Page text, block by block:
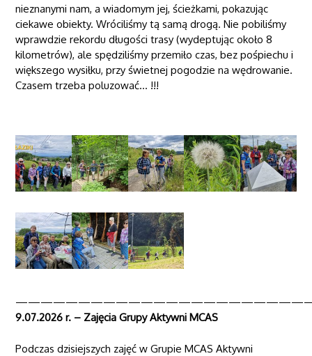
nieznanymi nam, a wiadomym jej, ścieżkami, pokazując
ciekawe obiekty. Wróciliśmy tą samą drogą. Nie pobiliśmy
wprawdzie rekordu długości trasy (wydeptując około 8
kilometrów), ale spędziliśmy przemiło czas, bez pośpiechu i
większego wysiłku, przy świetnej pogodzie na wędrowanie.
Czasem trzeba poluzować… !!!
9.07.2026 r. – Zajęcia Grupy Aktywni MCAS
Podczas dzisiejszych zajęć w Grupie MCAS Aktywni